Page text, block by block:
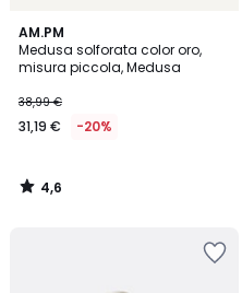
AM.PM
Medusa solforata color oro,
misura piccola, Medusa
38,99 €
31,19 € -20%
4,6
/ 5
4,6
/